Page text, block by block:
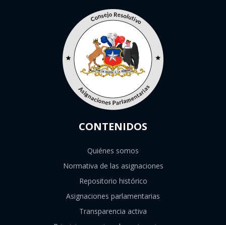
CONTENIDOS
Quiénes somos
Normativa de las asignaciones
Repositorio histórico
Asignaciones parlamentarias
Transparencia activa